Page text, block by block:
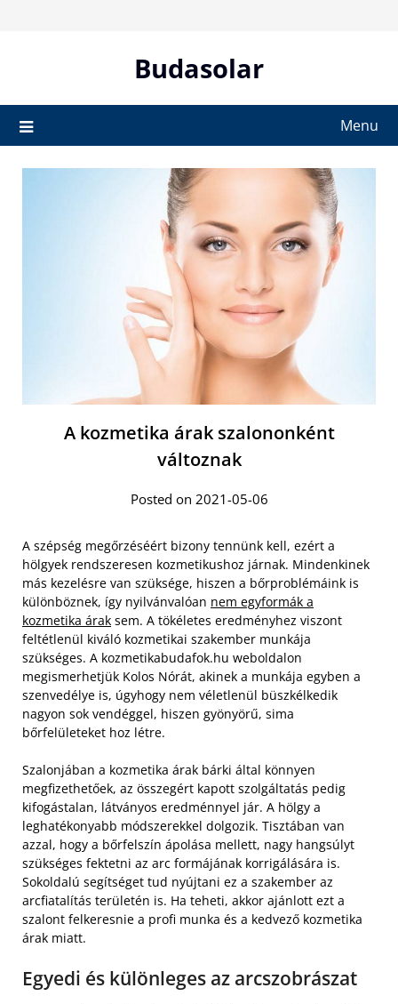
Budasolar
Menu
A kozmetika árak szalononként
változnak
Posted on 2021-05-06
A szépség megőrzéséért bizony tennünk kell, ezért a
hölgyek rendszeresen kozmetikushoz járnak. Mindenkinek
más kezelésre van szüksége, hiszen a bőrproblémáink is
különböznek, így nyilvánvalóan nem egyformák a
kozmetika árak sem. A tökéletes eredményhez viszont
feltétlenül kiváló kozmetikai szakember munkája
szükséges. A kozmetikabudafok.hu weboldalon
megismerhetjük Kolos Nórát, akinek a munkája egyben a
szenvedélye is, úgyhogy nem véletlenül büszkélkedik
nagyon sok vendéggel, hiszen gyönyörű, sima
bőrfelületeket hoz létre.
Szalonjában a kozmetika árak bárki által könnyen
megfizethetőek, az összegért kapott szolgáltatás pedig
kifogástalan, látványos eredménnyel jár. A hölgy a
leghatékonyabb módszerekkel dolgozik. Tisztában van
azzal, hogy a bőrfelszín ápolása mellett, nagy hangsúlyt
szükséges fektetni az arc formájának korrigálására is.
Sokoldalú segítséget tud nyújtani ez a szakember az
arcfiatalítás területén is. Ha teheti, akkor ajánlott ezt a
szalont felkeresnie a profi munka és a kedvező kozmetika
árak miatt.
Egyedi és különleges az arcszobrászat